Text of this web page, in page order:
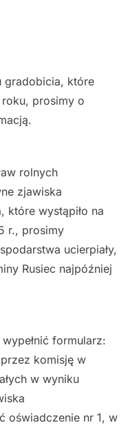
gradobicia, które
prosimy o
rolnych
zjawiska
wystąpiło na
r., prosimy
ucierpiały,
Rusiec najpóźniej
formularz:
komisję w
w wyniku
oświadczenie nr 1, w